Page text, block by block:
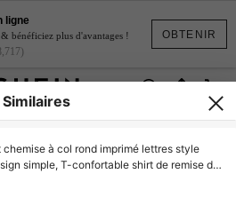
OBTENIR
ligne
bénéficiez plus d'avantages !
Similaires
à col rond imprimé lettres style
simple, T-confortable shirt de remise de
de rentrée scolaire et respirant,
au quotidien et polyvalent, pour un style
Un incontournable pour les fêtes d'été.